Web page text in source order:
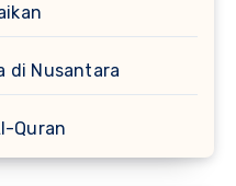
di Nusantara
Quran